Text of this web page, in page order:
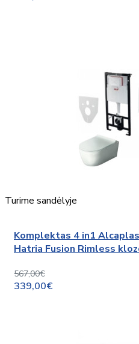
Turime sandėlyje
Komplektas 4 in1
Hatria Fusion Rimless
567,00€
339,00€